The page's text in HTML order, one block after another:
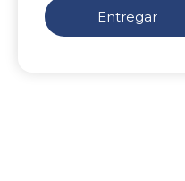
Entregar